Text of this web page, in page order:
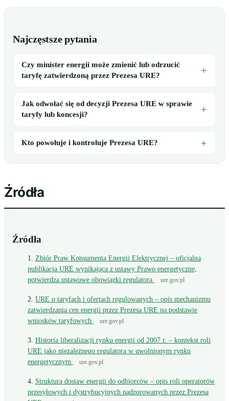
Najczęstsze pytania
Czy minister energii może zmienić lub odrzucić
taryfę zatwierdzoną przez Prezesa URE?
Jak odwołać się od decyzji Prezesa URE w sprawie
taryfy lub koncesji?
Kto powołuje i kontroluje Prezesa URE?
Źródła
Źródła
Zbiór Praw Konsumenta Energii Elektrycznej – oficjalna
publikacja URE wynikająca z ustawy Prawo energetyczne,
potwierdza ustawowe obowiązki regulatora
ure.gov.pl
URE o taryfach i ofertach regulowanych – opis mechanizmu
zatwierdzania cen energii przez Prezesa URE na podstawie
wniosków taryfowych
ure.gov.pl
Historia liberalizacji rynku energii od 2007 r. – kontekst roli
URE jako niezależnego regulatora w uwolnionym rynku
energetycznym
ure.gov.pl
Struktura dostaw energii do odbiorców – opis roli operatorów
przesyłowych i dystrybucyjnych nadzorowanych przez Prezesa